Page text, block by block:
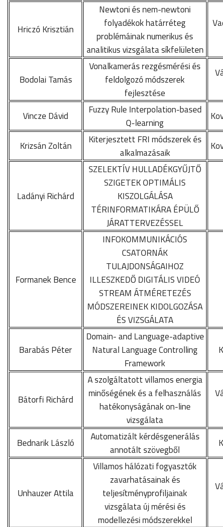
Hriczó Krisztián
Newtoni és nem-newtoni
folyadékok határréteg
problémáinak numerikus és
analitikus vizsgálata síkfelületen
Bodolai Tamás
Vonalkamerás rezgésmérési és
feldolgozó módszerek
fejlesztése
Vincze Dávid
Fuzzy Rule Interpolation-based
Q-learning
Krizsán Zoltán
Kiterjesztett FRI módszerek és
alkalmazásaik
Ladányi Richárd
SZELEKTÍV HULLADÉKGYŰJTŐ
SZIGETEK OPTIMÁLIS
KISZOLGÁLÁSA
TÉRINFORMATIKÁRA ÉPÜLŐ
JÁRATTERVEZÉSSEL
Formanek Bence
INFOKOMMUNIKÁCIÓS
CSATORNÁK
TULAJDONSÁGAIHOZ
ILLESZKEDŐ DIGITÁLIS VIDEÓ
STREAM ÁTMÉRETEZÉS
MÓDSZEREINEK KIDOLGOZÁSA
ÉS VIZSGÁLATA
Barabás Péter
Domain- and Language-adaptive
Natural Language Controlling
Framework
Bátorfi Richárd
A szolgáltatott villamos energia
minőségének és a felhasználás
hatékonyságának on-line
vizsgálata
Bednarik László
Automatizált kérdésgenerálás
annotált szövegből
Unhauzer Attila
Villamos hálózati fogyasztók
zavarhatásainak és
teljesítményprofiljainak
vizsgálata új mérési és
modellezési módszerekkel